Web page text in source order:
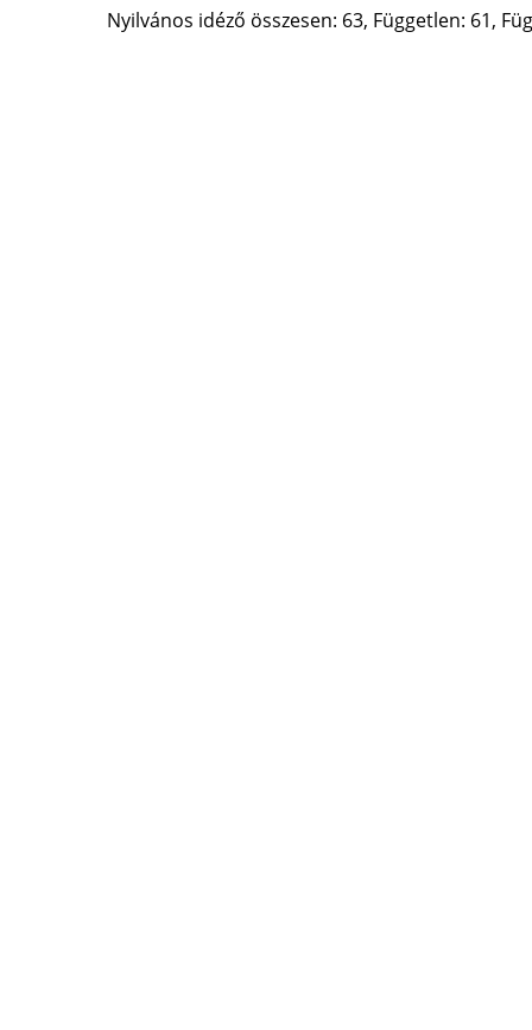
Nyilvános idéző összesen: 63, Független: 61,